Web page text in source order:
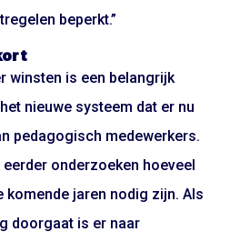
beperkt.”
winsten is een belangrijk
nieuwe systeem dat er nu
pedagogisch medewerkers.
onderzoeken hoeveel
komende jaren nodig zijn. Als
doorgaat is er naar